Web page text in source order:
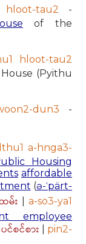
hloot-tau2
-
of the
hloot-tau2
(Pyithu
dun3 -
a-hnga3-
Housing
affordable
(ə-ˈpärt-
မ်း
a-so3-ya1
employee
ပင်စင်စား
pin2-